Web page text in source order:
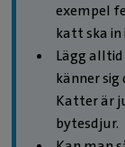
exempel
katt ska in
Lägg
känner
Katter är
bytesdjur.